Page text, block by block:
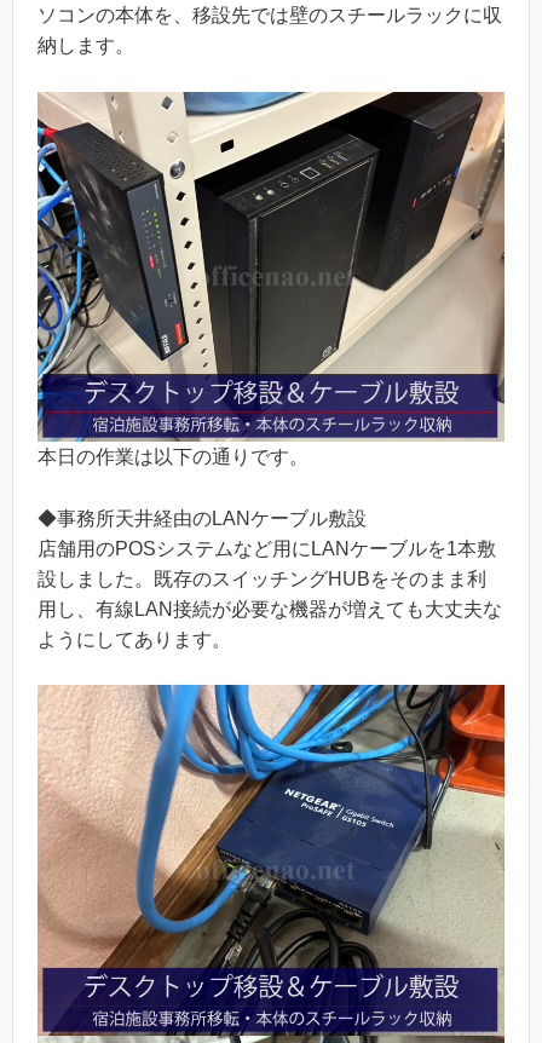
ソコンの本体を、移設先では壁のスチールラックに収
納します。
本日の作業は以下の通りです。
◆事務所天井経由のLANケーブル敷設
店舗用のPOSシステムなど用にLANケーブルを1本敷
設しました。既存のスイッチングHUBをそのまま利
用し、有線LAN接続が必要な機器が増えても大丈夫な
ようにしてあります。